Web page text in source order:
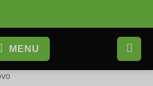
MENU